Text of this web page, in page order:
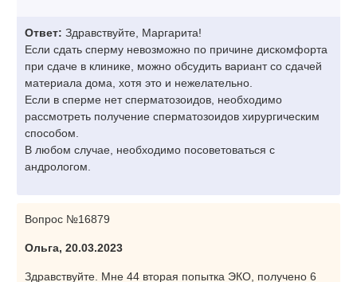
Ответ: Здравствуйте, Маргарита!
Если сдать сперму невозможно по причине дискомфорта
при сдаче в клинике, можно обсудить вариант со сдачей
материала дома, хотя это и нежелательно.
Если в сперме нет сперматозоидов, необходимо
рассмотреть получение сперматозоидов хирургическим
способом.
В любом случае, необходимо посоветоваться с
андрологом.
Вопрос №16879
Ольга, 20.03.2023
Здравствуйте. Мне 44 вторая попытка ЭКО, получено 6